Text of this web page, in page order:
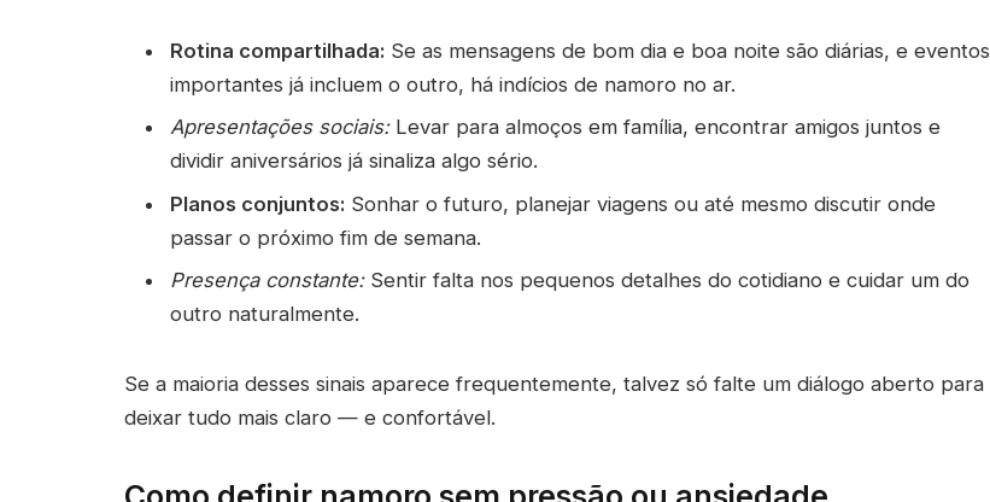
Rotina compartilhada: Se as mensagens de bom dia e boa noite são diárias, e eventos
importantes já incluem o outro, há indícios de namoro no ar.
Apresentações sociais:Levar para almoços em família, encontrar amigos juntos e
dividir aniversários já sinaliza algo sério.
Planos conjuntos: Sonhar o futuro, planejar viagens ou até mesmo discutir onde
passar o próximo fim de semana.
Presença constante:Sentir falta nos pequenos detalhes do cotidiano e cuidar um do
outro naturalmente.
Se a maioria desses sinais aparece frequentemente, talvez só falte um diálogo aberto para
deixar tudo mais claro — e confortável.